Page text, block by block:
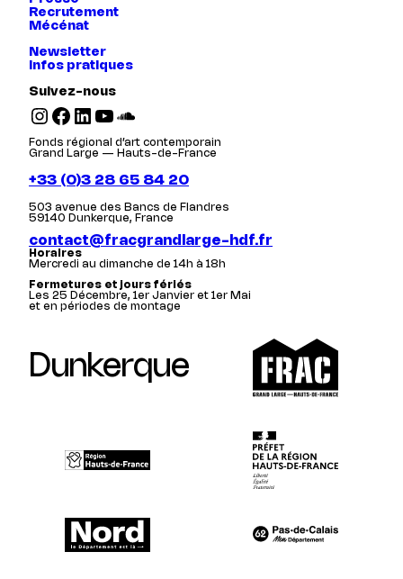
Recrutement
Mécénat
Newsletter
Infos pratiques
Suivez-nous
Instagram Facebook LinkedIn YouTube SoundCloud
Fonds régional d’art contemporain
Grand Large — Hauts-de-France
+33 (0)3 28 65 84 20
503 avenue des Bancs de Flandres
59140 Dunkerque, France
contact@fracgrandlarge-hdf.fr
Horaires
Mercredi au dimanche de 14h à 18h
Fermetures et jours fériés
Les 25 Décembre, 1er Janvier et 1er Mai
et en périodes de montage
Dunkerque